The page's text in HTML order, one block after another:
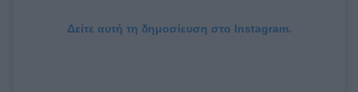
Δείτε αυτή τη δημοσίευση στο Instagram.